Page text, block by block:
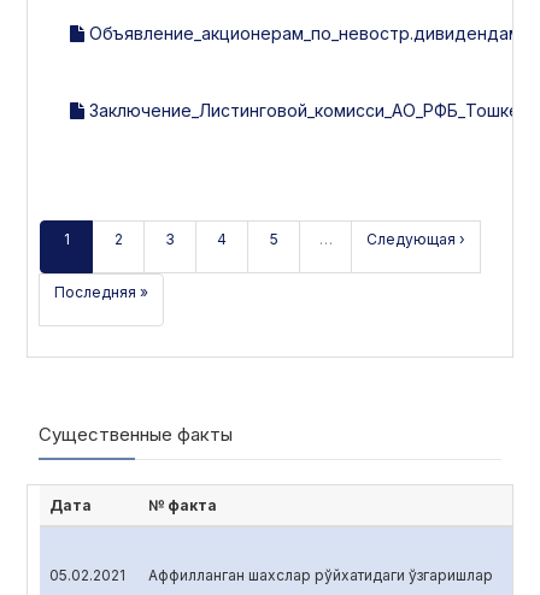
1 2 3 4 5 … Следующая ›
Последняя »
Существенные факты
Дата № факта
05.02.2021 Аффилланган шахслар рўйхатидаги ўзгаришлар